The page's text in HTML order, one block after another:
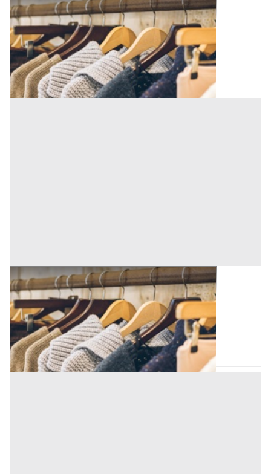
Capi Vestiari all'asta a Padova
Padova (Padova)
Offerta minima
85.920 €
Codice asta:BN5115802
Asta chiusa
Capi Vestiari all'asta a Padova
Padova (Padova)
Offerta minima
120 €
Codice asta:AT713780287
Asta chiusa